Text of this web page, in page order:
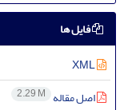
فایل ها
اصل مقاله 2.29 M